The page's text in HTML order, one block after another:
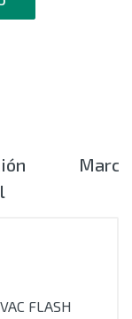
Marca
FLASH